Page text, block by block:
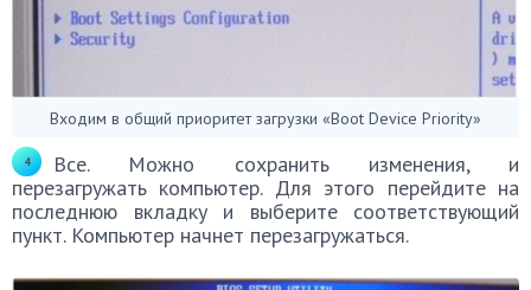
Входим в общий приоритет загрузки «Boot Device Priority»
Все. Можно сохранить изменения, и
перезагружать компьютер. Для этого перейдите на
последнюю вкладку и выберите соответствующий
пункт. Компьютер начнет перезагружаться.